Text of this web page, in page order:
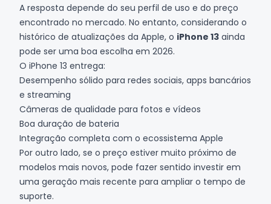
A resposta depende do seu perfil de uso e do preço
encontrado no mercado. No entanto, considerando o
histórico de atualizações da Apple, o iPhone 13 ainda
pode ser uma boa escolha em 2026.
O iPhone 13 entrega:
Desempenho sólido para redes sociais, apps bancários
e streaming
Câmeras de qualidade para fotos e vídeos
Boa duração de bateria
Integração completa com o ecossistema Apple
Por outro lado, se o preço estiver muito próximo de
modelos mais novos, pode fazer sentido investir em
uma geração mais recente para ampliar o tempo de
suporte.